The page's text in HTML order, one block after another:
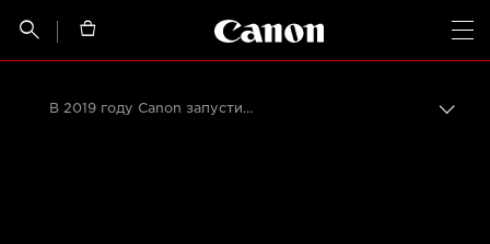
 
Canon Logo, back
В 2019 году Canon запустит в продажу шесть новых объективов RF